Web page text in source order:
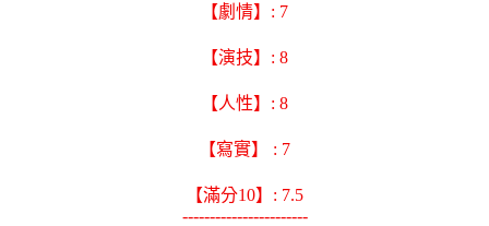
【劇情】: 7
【演技】: 8
【人性】: 8
【寫實】 : 7
【滿分10】: 7.5
-----------------------